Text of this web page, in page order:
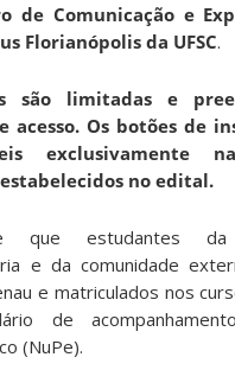
de Comunicação e
Florianópolis da UFSC.
são limitadas e
acesso. Os botões de
exclusivamente
no edital.
que estudantes da
e da comunidade
e matriculados nos
de
(NuPe).